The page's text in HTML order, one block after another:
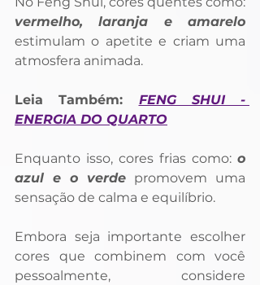
vermelho, laranja e amarelo
estimulam o apetite e criam uma
atmosfera animada.
Leia Também: FENG SHUI -
ENERGIA DO QUARTO
Enquanto isso, cores frias como: o
azul e o verde promovem uma
sensação de calma e equilíbrio.
Embora seja importante escolher
cores que combinem com você
pessoalmente, considere